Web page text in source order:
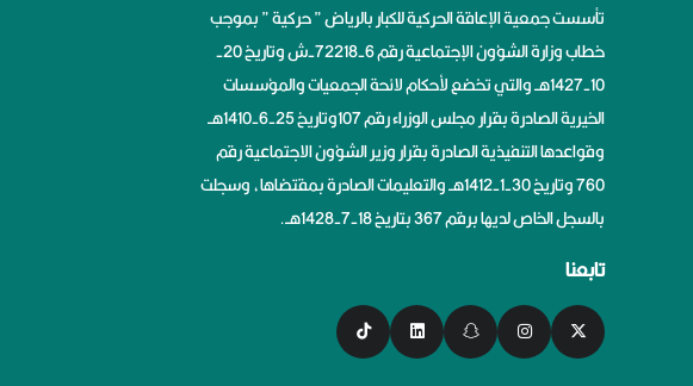
تأسست جمعية الإعاقة الحركية للكبار بالرياض ” حركية ” بموجب
خطاب وزارة الشؤون الإجتماعية رقم 6-72218-ش وتاريخ 20-
10-1427هــ والتي تخضع لأحكام لائحة الجمعيات والمؤسسات
الخيرية الصادرة بقرار مجلس الوزراء رقم 107وتاريخ 25-6-1410هــ
وقواعدها التنفيذية الصادرة بقرار وزير الشؤون الاجتماعية رقم
760 وتاريخ 30-1-1412هــ والتعليمات الصادرة بمقتضاها، وسجلت
بالسجل الخاص لديها برقم 367 بتاريخ 18-7-1428هــ.
تابعنا